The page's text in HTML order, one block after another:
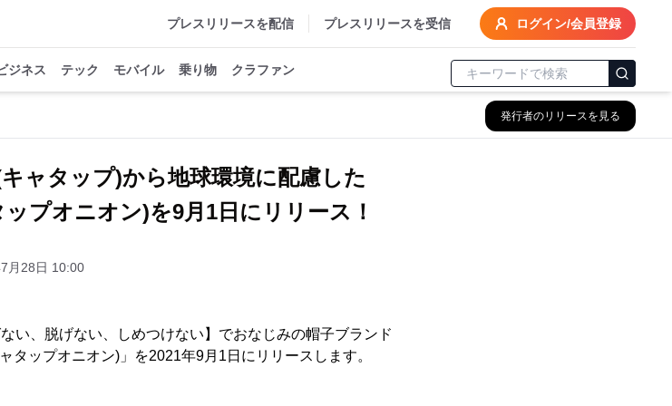
プレスリリースを配信 プレスリリースを受信 ログイン/会員登録
ジネス テック モバイル 乗り物 クラファン
発行者のリリースを見る
ャタップ)から地球環境に配慮した
プオニオン)を9月1日にリリース！
月28日 10:00
い、脱げない、しめつけない】でおなじみの帽子ブランド
タップオニオン)」を2021年9月1日にリリースします。